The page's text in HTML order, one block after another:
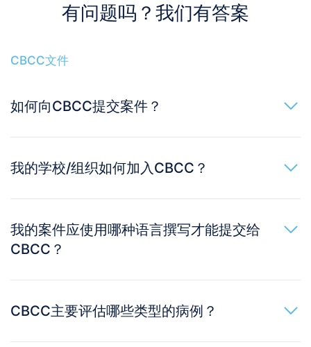
有问题吗？我们有答案
CBCC文件
如何向CBCC提交案件？
我的学校/组织如何加入CBCC？
我的案件应使用哪种语言撰写才能提交给
CBCC？
CBCC主要评估哪些类型的病例？